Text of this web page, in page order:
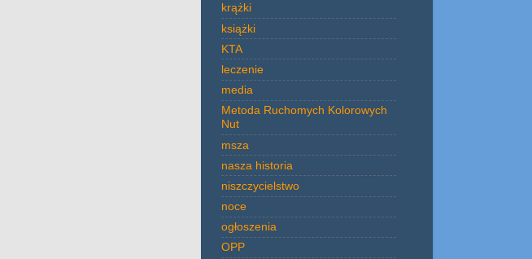
krążki
książki
KTA
leczenie
media
Metoda Ruchomych Kolorowych
Nut
msza
nasza historia
niszczycielstwo
noce
ogłoszenia
OPP